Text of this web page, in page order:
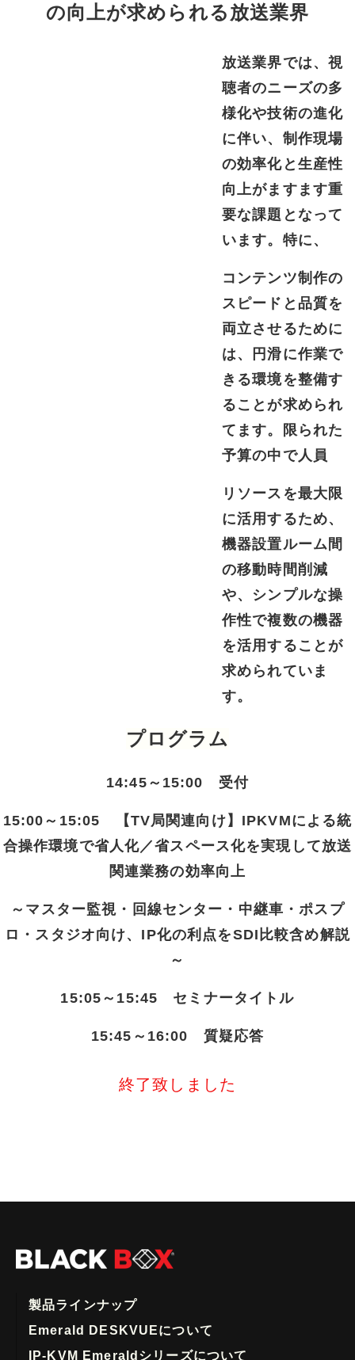
の向上が求められる放送業界
放送業界では、視
聴者のニーズの多
様化や技術の進化
に伴い、制作現場
の効率化と生産性
向上がますます重
要な課題となって
います。特に、
コンテンツ制作の
スピードと品質を
両立させるために
は、円滑に作業で
きる環境を整備す
ることが求められ
てます。限られた
予算の中で人員
リソースを最大限
に活用するため、
機器設置ルーム間
の移動時間削減
や、シンプルな操
作性で複数の機器
を活用することが
求められていま
す。
プログラム
14:45～15:00 受付
15:00～15:05 【TV局関連向け】IPKVMによる統
合操作環境で省人化／省スペース化を実現して放送
関連業務の効率向上
～マスター監視・回線センター・中継車・ポスプ
ロ・スタジオ向け、IP化の利点をSDI比較含め解説
～
15:05～15:45 セミナータイトル
15:45～16:00 質疑応答
終了致しました
製品ラインナップ
Emerald DESKVUEについて
IP-KVM Emeraldシリーズについて